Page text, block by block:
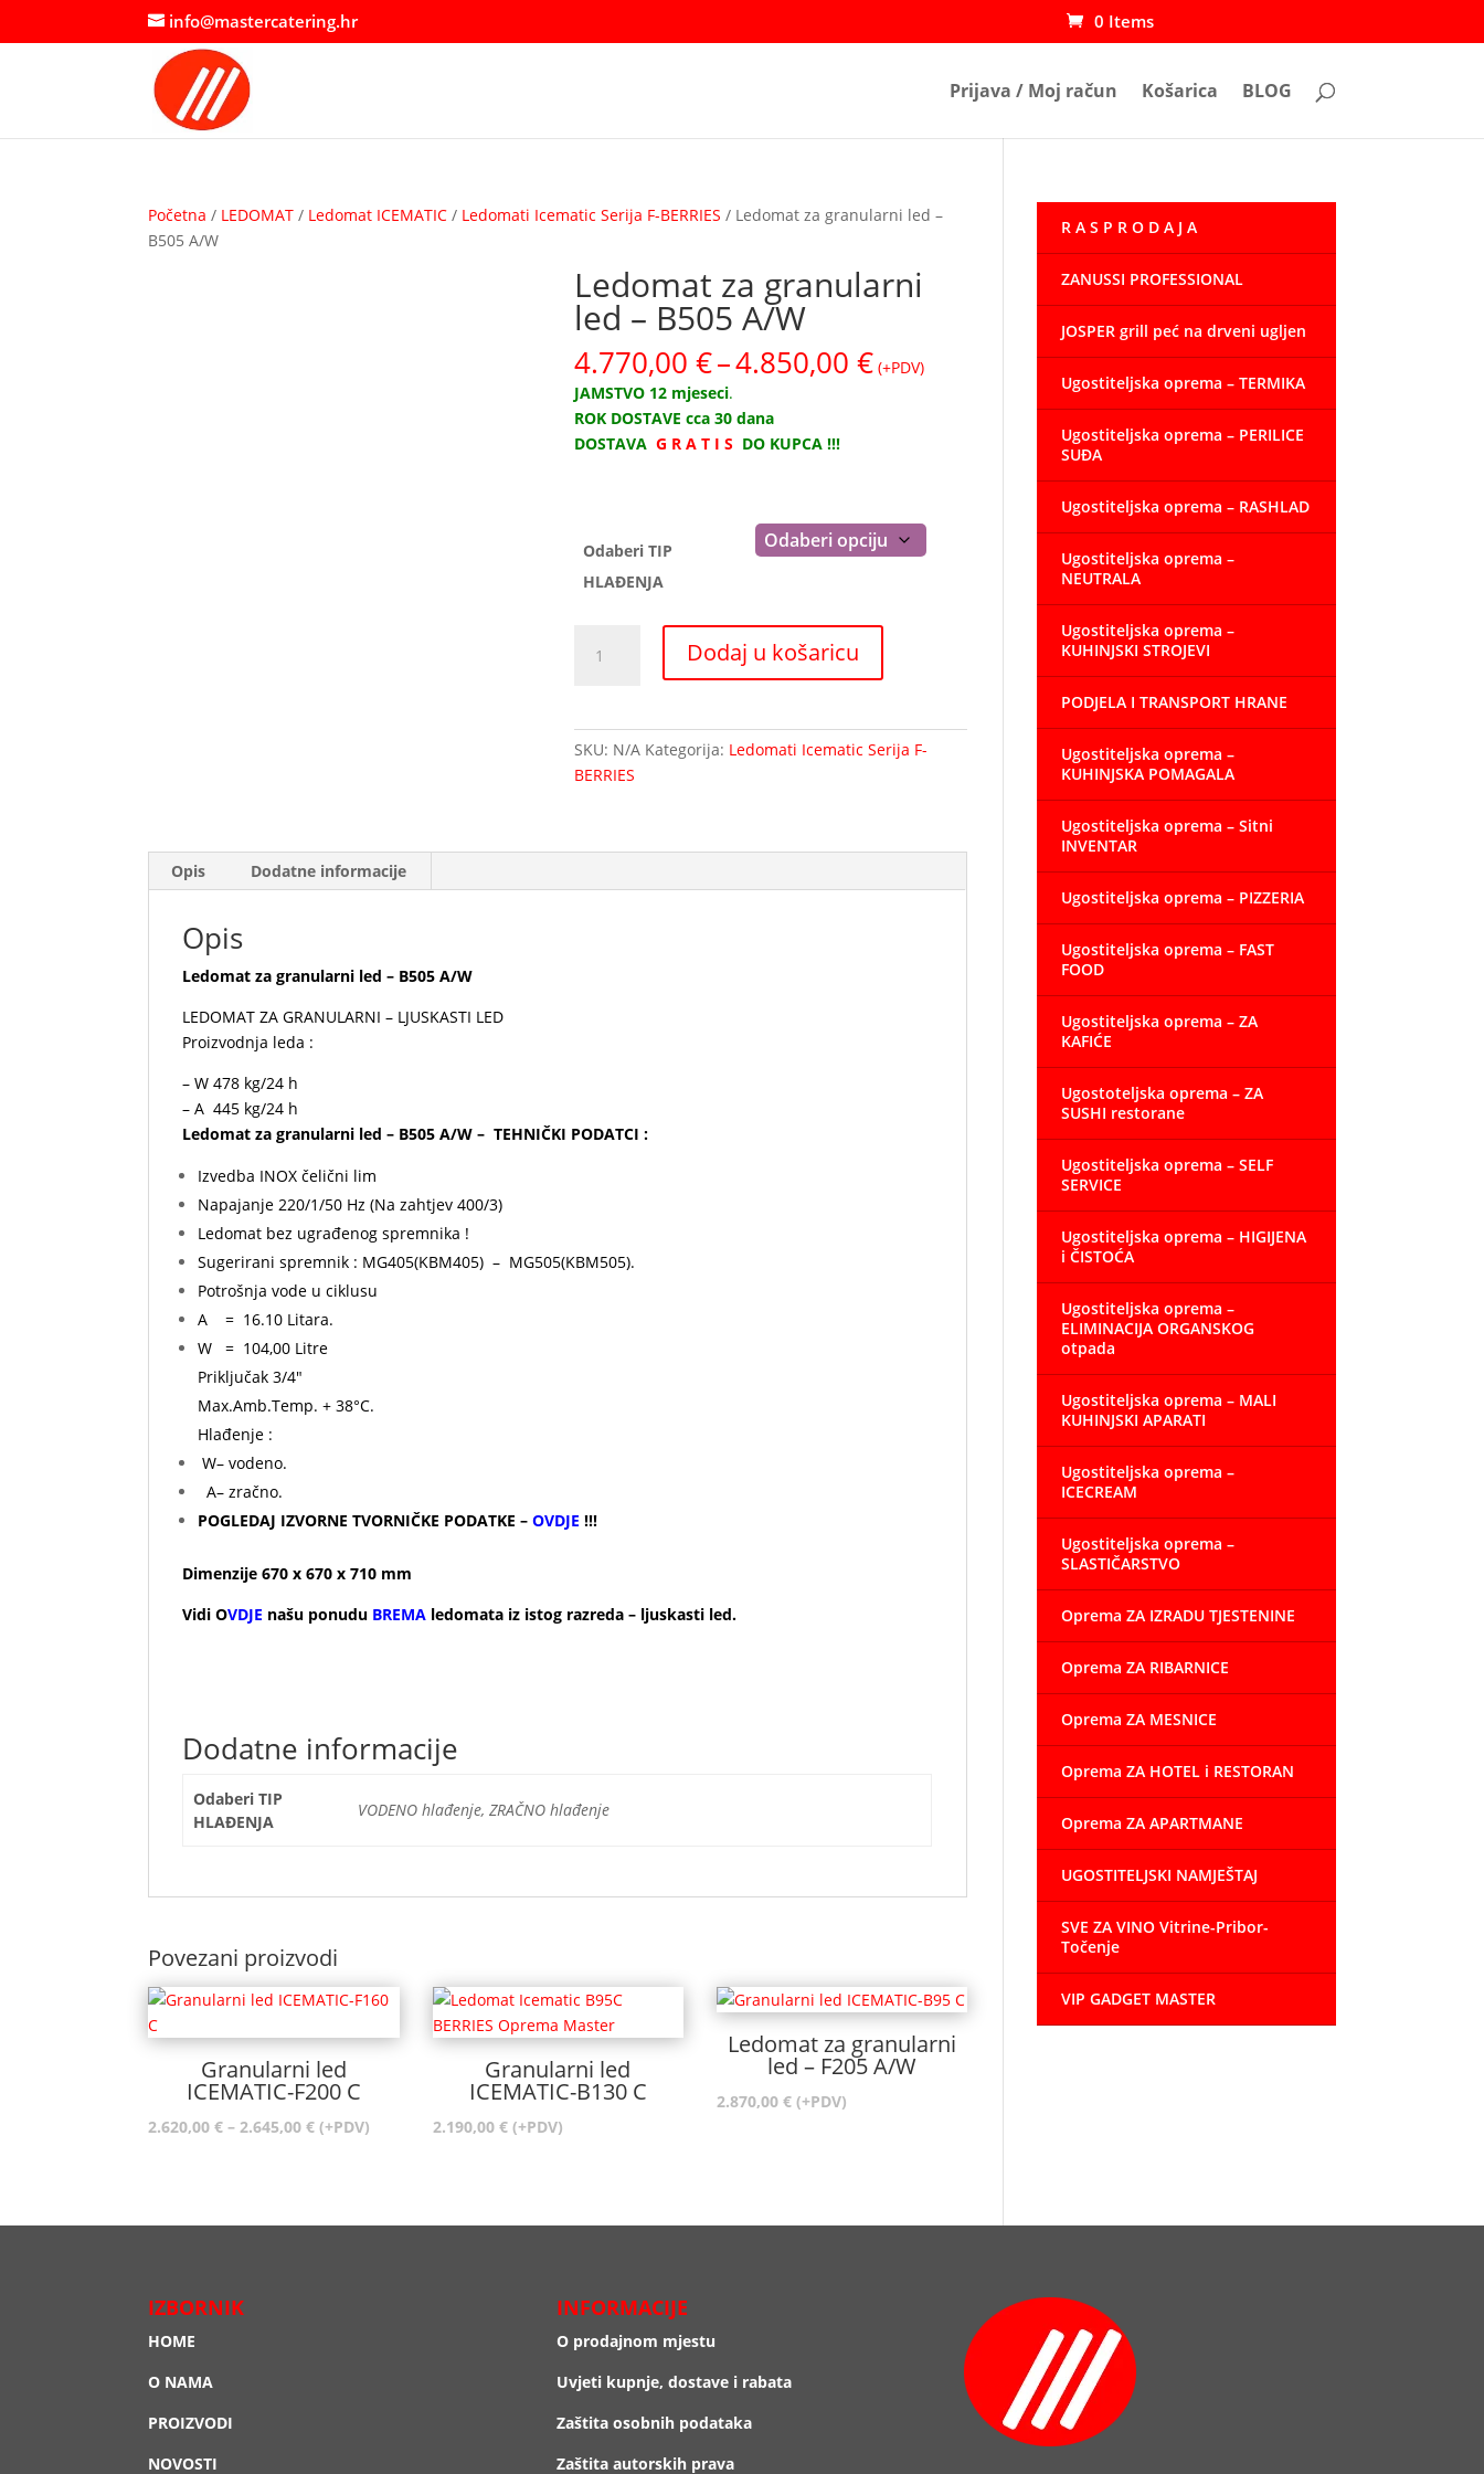
info@mastercatering.hr 0 Items
Prijava / Moj račun Košarica BLOG
Početna / LEDOMAT / Ledomat ICEMATIC / Ledomati Icematic Serija F-BERRIES / Ledomat za granularni led –
B505 A/W
Ledomat za granularni
led – B505 A/W
4.770,00€–4.850,00€Raspon
cijena:
(+PDV)
JAMSTVO 12 mjeseci.
ROK DOSTAVE cca 30 dana
DOSTAVAG R A T I S DO KUPCA !!!
Odaberi TIP
HLAĐENJA
Dodaj u košaricu
SKU: N/A Kategorija: Ledomati Icematic Serija F-
BERRIES
Opis Dodatne informacije
Opis
Ledomat za granularni led – B505 A/W
LEDOMAT ZA GRANULARNI – LJUSKASTI LED
Proizvodnja leda :
– W 478 kg/24 h
– A 445 kg/24 h
Ledomat za granularni led – B505 A/W – TEHNIČKI PODATCI :
Izvedba INOX čelični lim
Napajanje 220/1/50 Hz (Na zahtjev 400/3)
Ledomat bez ugrađenog spremnika !
Sugerirani spremnik : MG405(KBM405) – MG505(KBM505).
Potrošnja vode u ciklusu
A = 16.10 Litara.
W = 104,00 Litre
Priključak 3/4″
Max.Amb.Temp. + 38°C.
Hlađenje :
W– vodeno.
A– zračno.
POGLEDAJ IZVORNE TVORNIČKE PODATKE –OVDJE !!!
Dimenzije 670 x 670 x 710 mm
Vidi OVDJE našu ponudu BREMA ledomata iz istog razreda – ljuskasti led.
Dodatne informacije
Odaberi TIP
HLAĐENJA
VODENO hlađenje, ZRAČNO hlađenje
Povezani proizvodi
Granularni led
ICEMATIC-F200 C
2.620,00€ – 2.645,00€Raspon
do
(+PDV)
Granularni led
ICEMATIC-B130 C
2.190,00 € (+PDV)
Ledomat za granularni
led – F205 A/W
2.870,00 € (+PDV)
R A S P R O D A J A
ZANUSSI PROFESSIONAL
JOSPER grill peć na drveni ugljen
Ugostiteljska oprema – TERMIKA
Ugostiteljska oprema – PERILICE
SUĐA
Ugostiteljska oprema – RASHLAD
Ugostiteljska oprema –
NEUTRALA
Ugostiteljska oprema –
KUHINJSKI STROJEVI
PODJELA I TRANSPORT HRANE
Ugostiteljska oprema –
KUHINJSKA POMAGALA
Ugostiteljska oprema – Sitni
INVENTAR
Ugostiteljska oprema – PIZZERIA
Ugostiteljska oprema – FAST
FOOD
Ugostiteljska oprema – ZA
KAFIĆE
Ugostoteljska oprema – ZA
SUSHI restorane
Ugostiteljska oprema – SELF
SERVICE
Ugostiteljska oprema – HIGIJENA
i ČISTOĆA
Ugostiteljska oprema –
ELIMINACIJA ORGANSKOG
otpada
Ugostiteljska oprema – MALI
KUHINJSKI APARATI
Ugostiteljska oprema –
ICECREAM
Ugostiteljska oprema –
SLASTIČARSTVO
Oprema ZA IZRADU TJESTENINE
Oprema ZA RIBARNICE
Oprema ZA MESNICE
Oprema ZA HOTEL i RESTORAN
Oprema ZA APARTMANE
UGOSTITELJSKI NAMJEŠTAJ
SVE ZA VINO Vitrine-Pribor-
Točenje
VIP GADGET MASTER
IZBORNIK
HOME
O NAMA
PROIZVODI
NOVOSTI
INFORMACIJE
O prodajnom mjestu
Uvjeti kupnje, dostave i rabata
Zaštita osobnih podataka
Zaštita autorskih prava